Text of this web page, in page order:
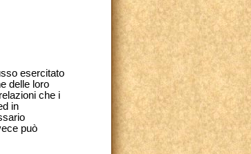
esercitato
delle loro
che i
in
può